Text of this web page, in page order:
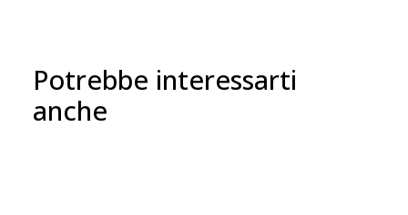
Potrebbe interessarti
anche